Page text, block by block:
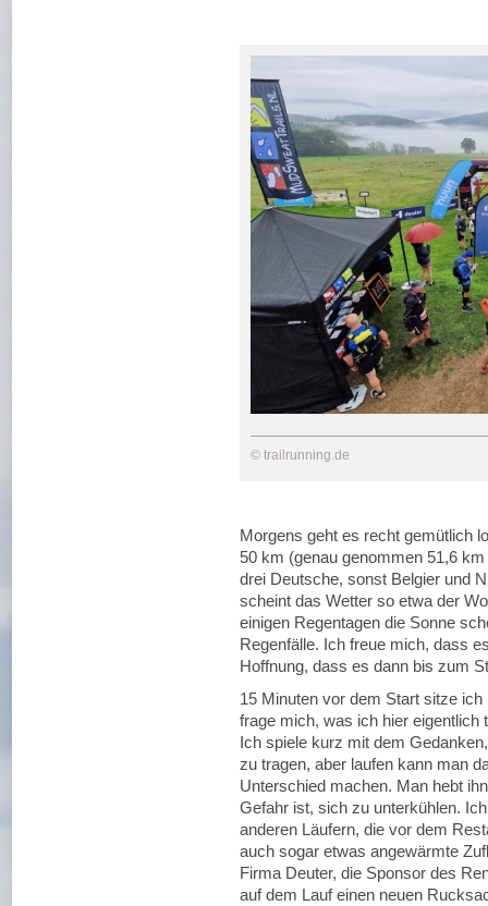
© trailrunning.de
Morgens geht es recht gemütlich
50 km (genau genommen 51,6
drei Deutsche, sonst Belgier und
scheint das Wetter so etwa der
einigen Regentagen die Sonne
Regenfälle. Ich freue mich, dass
Hoffnung, dass es dann bis zum
15 Minuten vor dem Start sitze
frage mich, was ich hier eigentlich
Ich spiele kurz mit dem
zu tragen, aber laufen kann man
Unterschied machen. Man hebt
Gefahr ist, sich zu unterkühlen.
anderen Läufern, die vor dem
auch sogar etwas angewärmte
Firma Deuter, die Sponsor des
auf dem Lauf einen neuen